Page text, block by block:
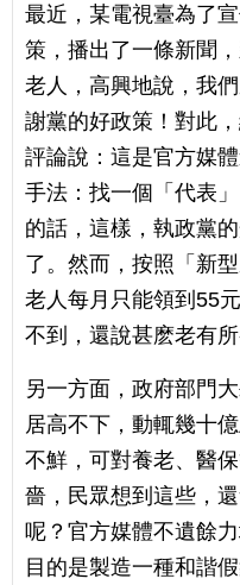
最近，某電視臺為了
策，播出了一條新聞
老人，高興地說，我
謝黨的好政策！對此
評論說：這是官方媒
手法：找一個「代表
的話，這樣，執政黨
了。然而，按照「新
老人每月只能領到55
不到，還說甚麽老有所
另一方面，政府部門
居高不下，動輒幾十
不鮮，可對養老、醫
嗇，民眾想到這些，
呢？官方媒體不遺餘
目的是製造一種和諧